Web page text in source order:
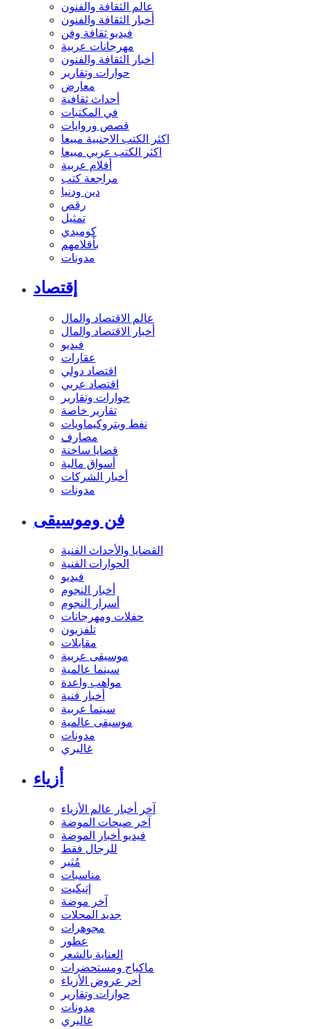
عالم الثقافة والفنون
أخبار الثقافة والفنون
فيديو ثقافة وفن
مهرجانات عربية
أخبار الثقافة والفنون
حوارات وتقارير
معارض
أحداث ثقافية
في المكتبات
قصص وروايات
اكثر الكتب الاجنبية مبيعا
اكثر الكتب عربي مبيعا
أفلام عربية
مراجعة كتب
دين ودنيا
رقص
تمثيل
كوميدي
بأقلامهم
مدونات
إقتصاد
عالم الاقتصاد والمال
أخبار الاقتصاد والمال
فيديو
عقارات
اقتصاد دولي
اقتصاد عربي
حوارات وتقارير
تقارير خاصة
نفط وبتروكيماويات
مصارف
قضايا ساخنة
أسواق مالية
أخبار الشركات
مدونات
فن وموسيقى
القضايا والأحداث الفنية
الحوارات الفنية
فيديو
أخبار النجوم
أسرار النجوم
حفلات ومهرجانات
تلفزيون
مقابلات
موسيقى عربية
سينما عالمية
مواهب واعدة
أخبار فنية
سينما عربية
موسيقى عالمية
مدونات
غاليري
أزياء
آخر أخبار عالم الأزياء
آخر صيحات الموضة
فيديو أخبار الموضة
للرجال فقط
مُثير
مناسبات
إتيكيت
آخر موضة
جديد المحلات
مجوهرات
عطور
العناية بالشعر
ماكياج ومستحضرات
أخر عروض الأزياء
حوارات وتقارير
مدونات
غاليري